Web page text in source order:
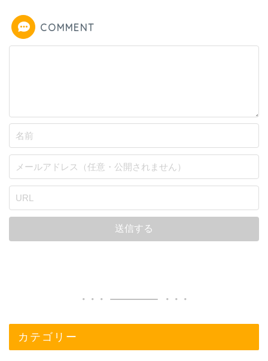
COMMENT
カテゴリー